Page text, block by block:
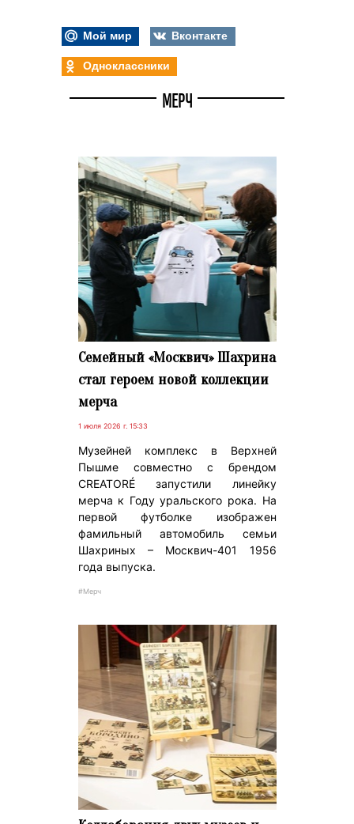
Мой мир
Вконтакте
Одноклассники
МЕРЧ
Семейный «Москвич» Шахрина
стал героем новой коллекции
мерча
1 июля 2026 г. 15:33
Музейней комплекс в Верхней
Пышме совместно с брендом
CREATORÉ запустили линейку
мерча к Году уральского рока. На
первой футболке изображен
фамильный автомобиль семьи
Шахриных – Москвич-401 1956
года выпуска.
#Мерч